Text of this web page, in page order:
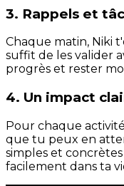
3. Rappels et
Chaque matin, Niki
suffit de les valider
progrès et rester
4. Un impact
Pour chaque
que tu peux en
simples et
facilement dans ta